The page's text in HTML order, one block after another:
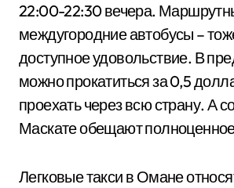
22:00-22:30 вечера.
междугородние автобусы –
доступное удовольствие. В
можно прокатиться за 0,5
проехать через всю страну. А
Маскате обещают
Легковые такси в Омане